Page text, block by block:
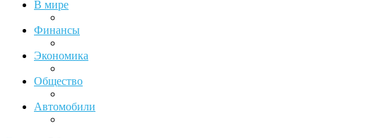
В мире
Финансы
Экономика
Общество
Автомобили